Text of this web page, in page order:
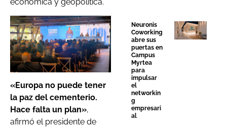
«Europa no puede tener
la paz del cementerio.
Hace falta un plan»,
afirmó el presidente de
Neuronis
Coworking
abre sus
puertas en
Campus
Myrtea
para
impulsar
el
networkin
g
empresari
al